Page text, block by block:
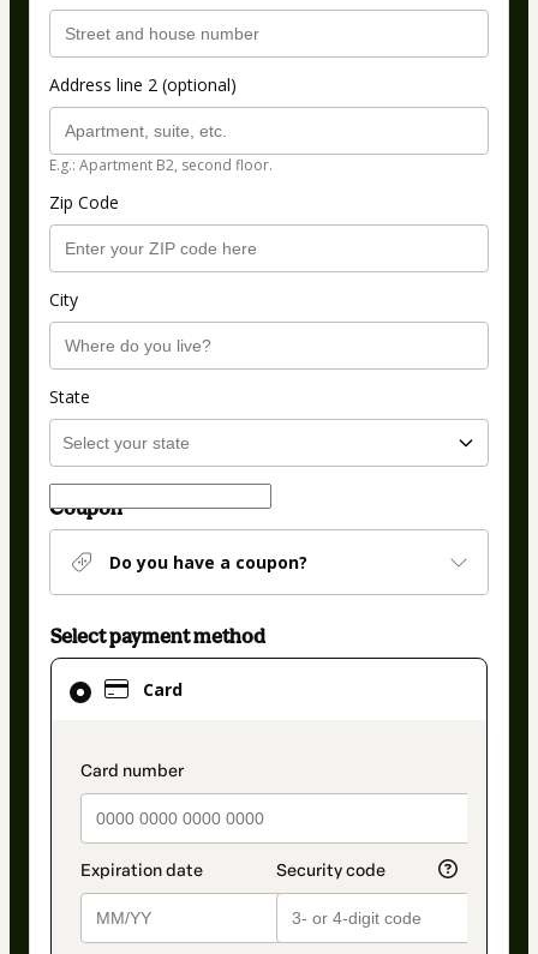
Address line 2 (optional)
E.g.: Apartment B2, second floor.
Zip Code
City
State
Coupon
Do you have a coupon?
Select payment method
Card
payment_data.section_title_v2
Card
selected
method